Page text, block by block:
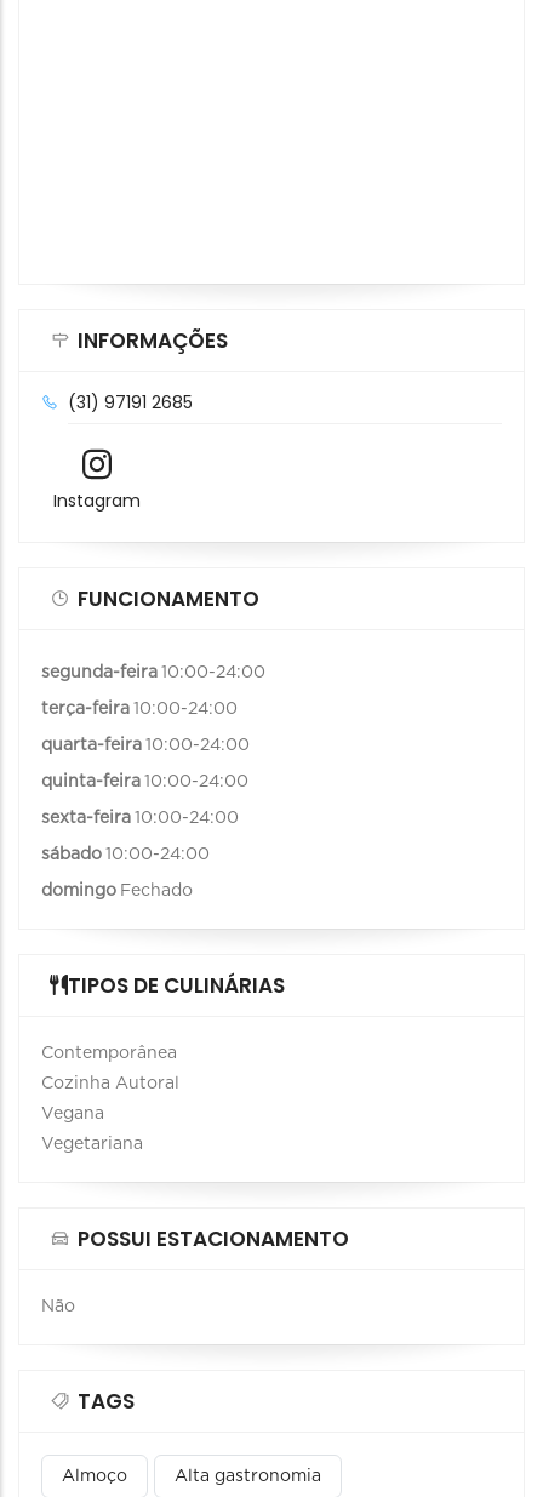
INFORMAÇÕES
(31) 97191 2685
Instagram
FUNCIONAMENTO
segunda-feira 10:00-24:00
terça-feira 10:00-24:00
quarta-feira 10:00-24:00
quinta-feira 10:00-24:00
sexta-feira 10:00-24:00
sábado 10:00-24:00
domingo Fechado
TIPOS DE CULINÁRIAS
Contemporânea
Cozinha Autoral
Vegana
Vegetariana
POSSUI ESTACIONAMENTO
Não
TAGS
Almoço Alta gastronomia